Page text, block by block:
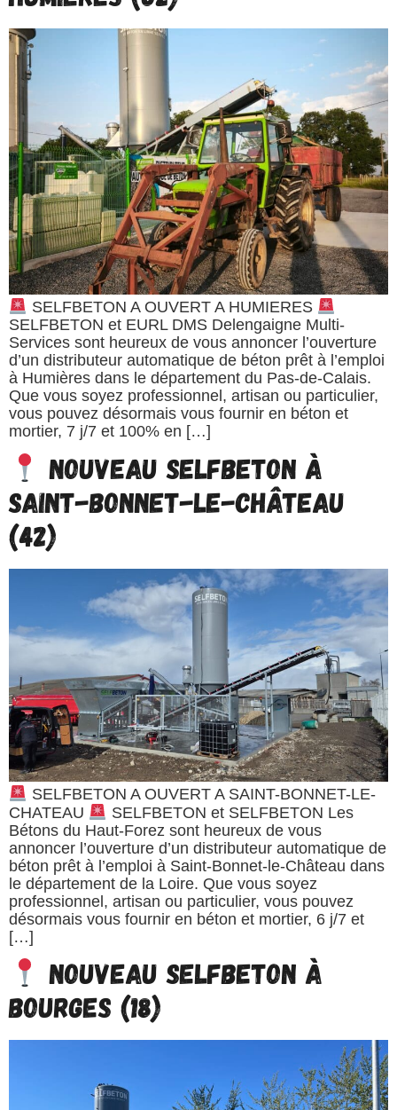
SELFBETON A OUVERT A HUMIERES
SELFBETON et EURL DMS Delengaigne Multi-
Services sont heureux de vous annoncer l’ouverture
d’un distributeur automatique de béton prêt à l’emploi
à Humières dans le département du Pas-de-Calais.
Que vous soyez professionnel, artisan ou particulier,
vous pouvez désormais vous fournir en béton et
mortier, 7 j/7 et 100% en […]
Nouveau SELFBETON à
Saint-Bonnet-le-Château
(42)
SELFBETON A OUVERT A SAINT-BONNET-LE-
CHATEAU
SELFBETON et SELFBETON Les
Bétons du Haut-Forez sont heureux de vous
annoncer l’ouverture d’un distributeur automatique de
béton prêt à l’emploi à Saint-Bonnet-le-Château dans
le département de la Loire. Que vous soyez
professionnel, artisan ou particulier, vous pouvez
désormais vous fournir en béton et mortier, 6 j/7 et
[…]
Nouveau SELFBETON à
Bourges (18)